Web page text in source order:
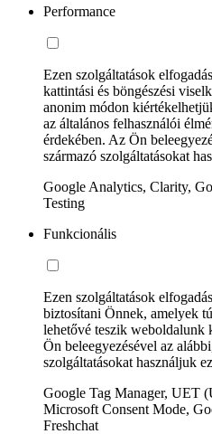
Performance
Ezen szolgáltatások
kattintási és böngészési
anonim módon
az általános felhasználói
érdekében. Az Ön
származó szolgáltatásokat
Google Analytics, Clarity,
Testing
Funkcionális
Ezen szolgáltatások
biztosítani Önnek, amelyek
lehetővé teszik weboldalunk
Ön beleegyezésével az
szolgáltatásokat használjuk
Google Tag Manager, UET
Microsoft Consent Mode,
Freshchat